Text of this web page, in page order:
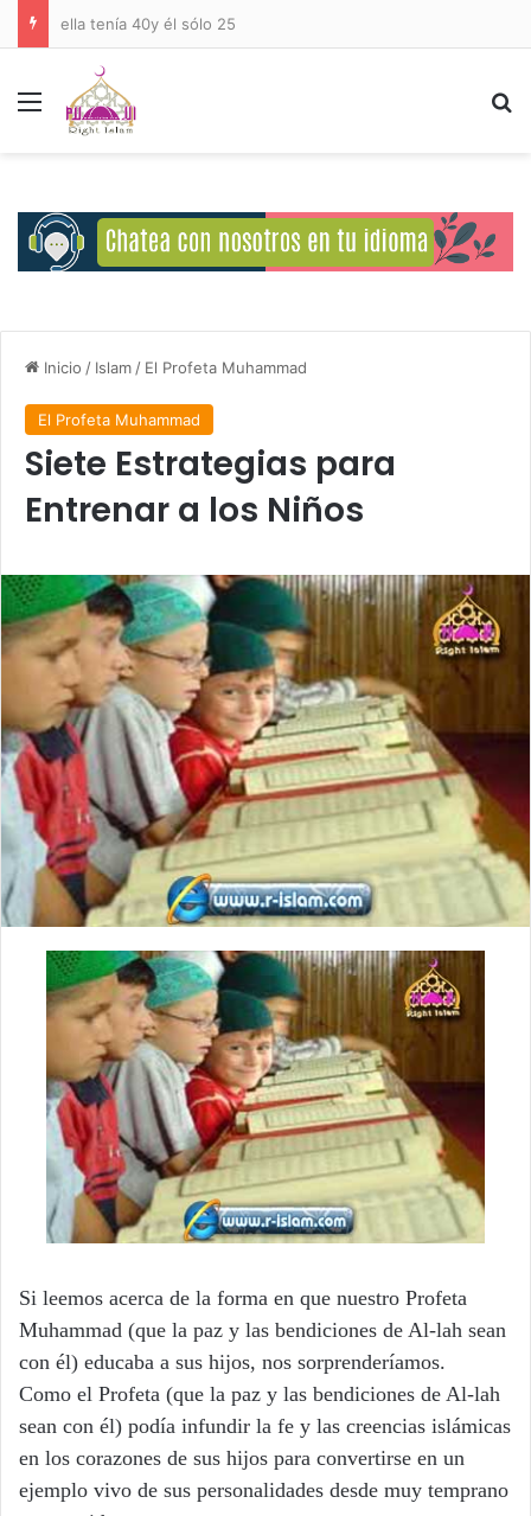
Deberes del Ser Humano Hacia Allah
Menú
Inicio / Islam / El Profeta Muhammad
El Profeta Muhammad
Siete Estrategias para
Entrenar a los Niños
Si leemos acerca de la forma en que nuestro Profeta
Muhammad (que la paz y las bendiciones de Al-lah sean
con él) educaba a sus hijos, nos sorprenderíamos.
Como el Profeta (que la paz y las bendiciones de Al-lah
sean con él) podía infundir la fe y las creencias islámicas
en los corazones de sus hijos para convertirse en un
ejemplo vivo de sus personalidades desde muy temprano